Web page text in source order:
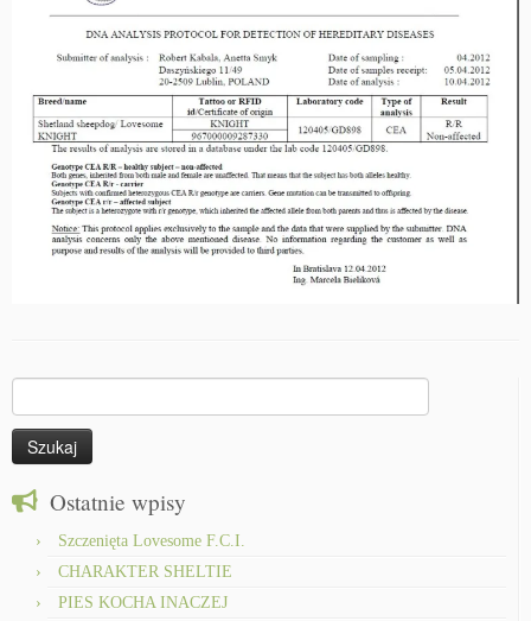
Ostatnie wpisy
Szczenięta Lovesome F.C.I.
CHARAKTER SHELTIE
PIES KOCHA INACZEJ